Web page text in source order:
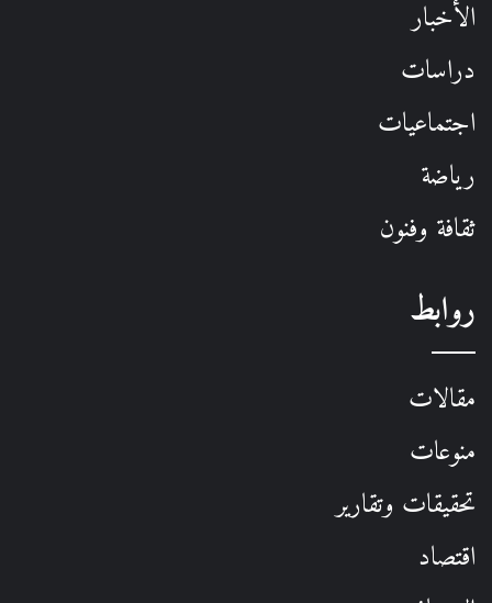
الأخبار
دراسات
اجتماعيات
رياضة
ثقافة وفنون
روابط
مقالات
منوعات
تحقيقات وتقارير
اقتصاد